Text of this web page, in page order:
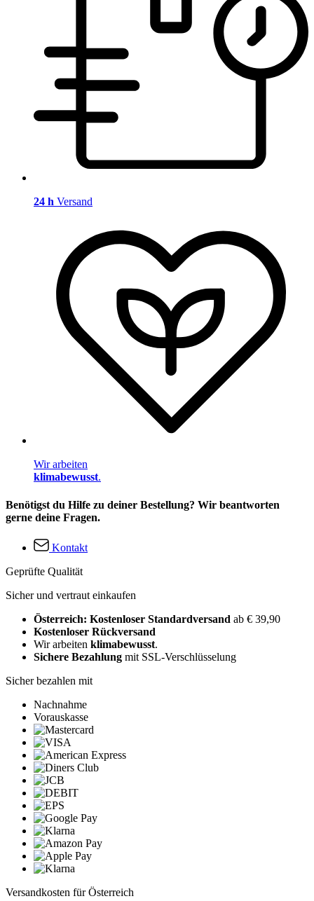
24 h Versand
Wir arbeiten
klimabewusst.
Benötigst du Hilfe zu deiner Bestellung? Wir beantworten
gerne deine Fragen.
Kontakt
Geprüfte Qualität
Sicher und vertraut einkaufen
Österreich: Kostenloser Standardversand ab € 39,90
Kostenloser Rückversand
Wir arbeiten klimabewusst.
Sichere Bezahlung mit SSL-Verschlüsselung
Sicher bezahlen mit
Nachnahme
Vorauskasse
Versandkosten für Österreich